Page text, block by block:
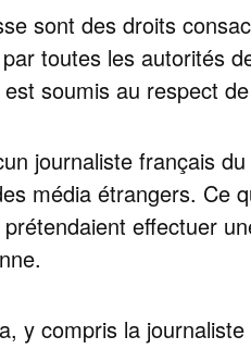
sont des droits
toutes les autorités
soumis au respect
journaliste français
média étrangers. Ce
effectuer
y compris la